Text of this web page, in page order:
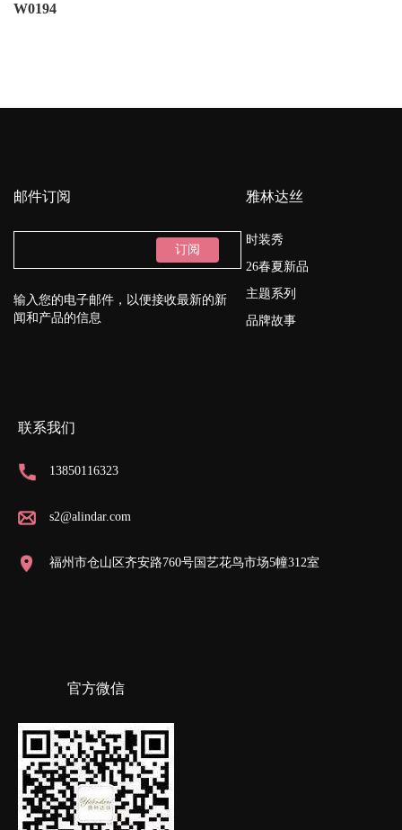
W0194
邮件订阅
订阅
输入您的电子邮件，以便接收最新的新
闻和产品的信息
雅林达丝
时装秀
26春夏新品
主题系列
品牌故事
联系我们
13850116323
s2@alindar.com
福州市仓山区齐安路760号国艺花鸟市场5幢312室
官方微信